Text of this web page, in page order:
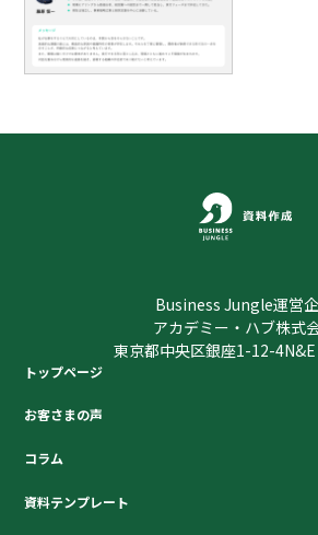
Business Jungle運営
アカデミー・ハブ株式
東京都中央区銀座1-12-
トップページ
お客さまの声
コラム
資料テンプレート